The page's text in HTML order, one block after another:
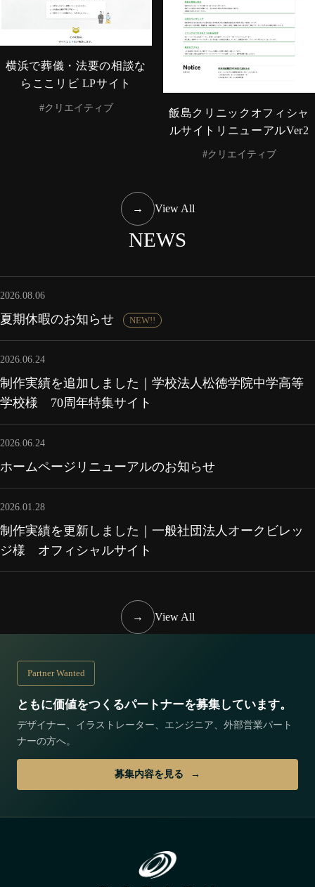
横浜で葬儀・法要の相談な
らここリビ LPサイト
#クリエイティブ
飯島クリニックオフィシャ
ルサイトリニューアルVer2
#クリエイティブ
→ View All
NEWS
2026.08.06
夏期休暇のお知らせ NEW!!
2026.06.24
制作実績を追加しました｜学校法人松徳学院中学高等
学校様 70周年特集サイト
2026.06.24
ホームページリニューアルのお知らせ
2026.01.28
制作実績を更新しました｜一般社団法人オークビレッ
ジ様 オフィシャルサイト
→ View All
Partner Wanted
ともに価値をつくるパートナーを募集しています。
デザイナー、イラストレーター、エンジニア、外部営業パート
ナーの方へ。
募集内容を見る